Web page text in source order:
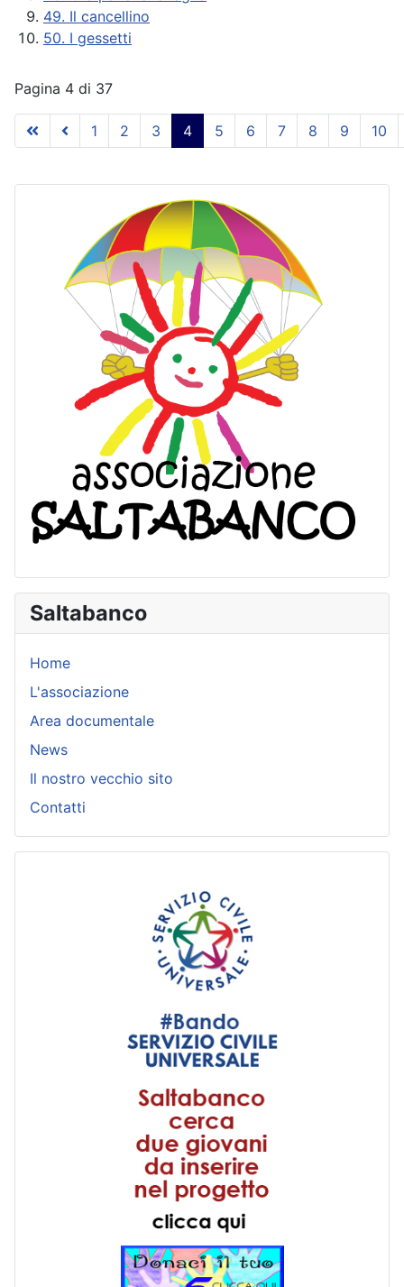
Saltabanco
Home
L'associazione
Area documentale
News
Il nostro vecchio sito
Contatti
49. Il cancellino
50. I gessetti
Pagina 4 di 37
1 2 3 4 5 6 7 8 9 10